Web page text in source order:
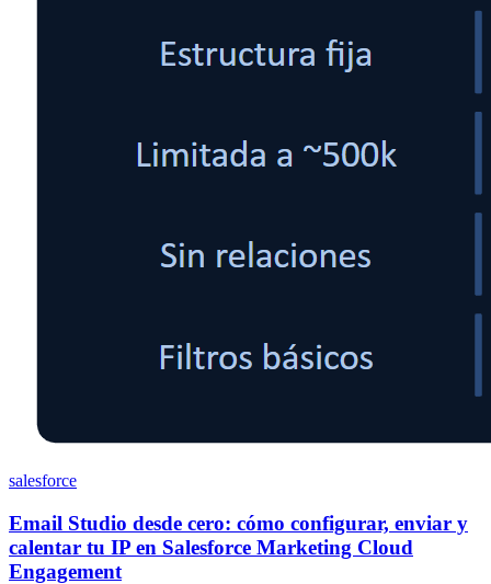
salesforce
Email Studio desde cero: cómo configurar, enviar y
calentar tu IP en Salesforce Marketing Cloud
Engagement